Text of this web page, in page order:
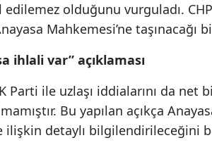
olduğunu vurguladı.
Mahkemesi’ne taşınacağı
ihlali var” açıklaması
Parti ile uzlaşı iddialarını da net
Bu yapılan açıkça
ilişkin detaylı bilgilendirileceğini